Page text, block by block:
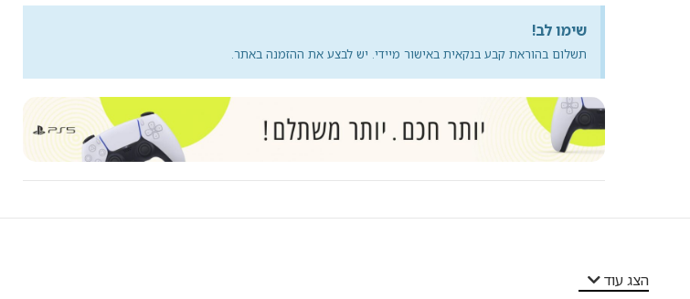
שימו לב!
תשלום בהוראת קבע בנקאית באישור מיידי. יש לבצע את ההזמנה באתר.
הצג עוד